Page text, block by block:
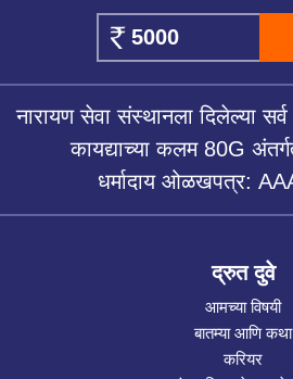
नारायण सेवा संस्थानला दिलेल्या
कायद्याच्या कलम 80G
धर्मादाय ओळखपत्र:
द्रुत दुवे
आमच्या विषयी
बातम्या आणि कथा
करियर